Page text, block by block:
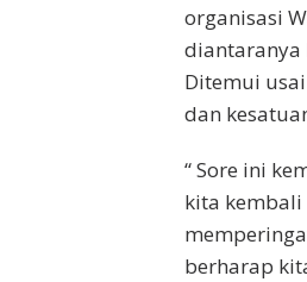
organisasi
diantaranya
Ditemui
dan
“ Sore ini
kita kembali
berharap